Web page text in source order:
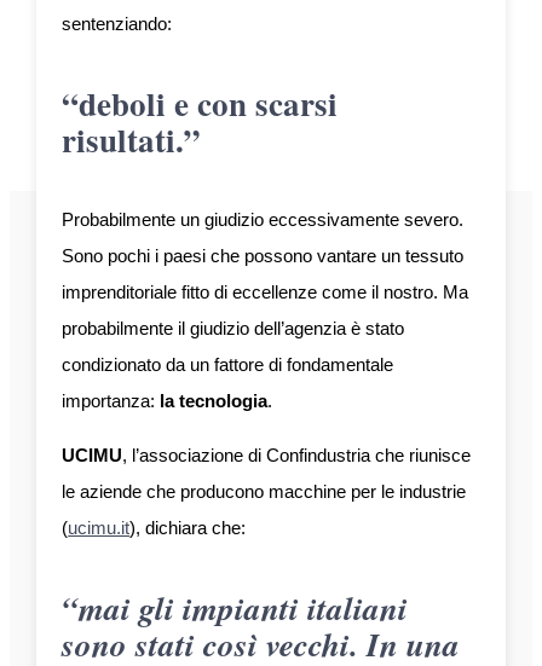
sentenziando:
“deboli e con scarsi
risultati.”
Probabilmente un giudizio eccessivamente severo.
Sono pochi i paesi che possono vantare un tessuto
imprenditoriale fitto di eccellenze come il nostro. Ma
probabilmente il giudizio dell’agenzia è stato
condizionato da un fattore di fondamentale
importanza: la tecnologia.
UCIMU, l’associazione di Confindustria che riunisce
le aziende che producono macchine per le industrie
(ucimu.it), dichiara che:
“mai gli impianti italiani
sono stati così vecchi. In una